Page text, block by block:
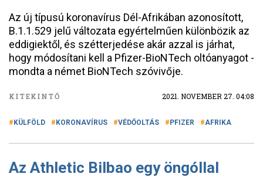
Az új típusú koronavírus Dél-Afrikában azonosított,
B.1.1.529 jelű változata egyértelműen különbözik az
eddigiektől, és szétterjedése akár azzal is járhat,
hogy módosítani kell a Pfizer-BioNTech oltóanyagot -
mondta a német BioNTech szóvivője.
KITEKINTŐ 2021. NOVEMBER 27. 04:08
KÜLFÖLD KORONAVÍRUS VÉDŐOLTÁS PFIZER AFRIKA
Az Athletic Bilbao egy öngóllal